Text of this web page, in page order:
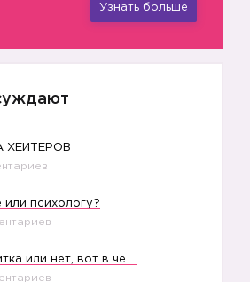
Узнать больше
ХЕЙТЕРОВ
или психологу?
Паразитка или нет, вот в чем вопрос?